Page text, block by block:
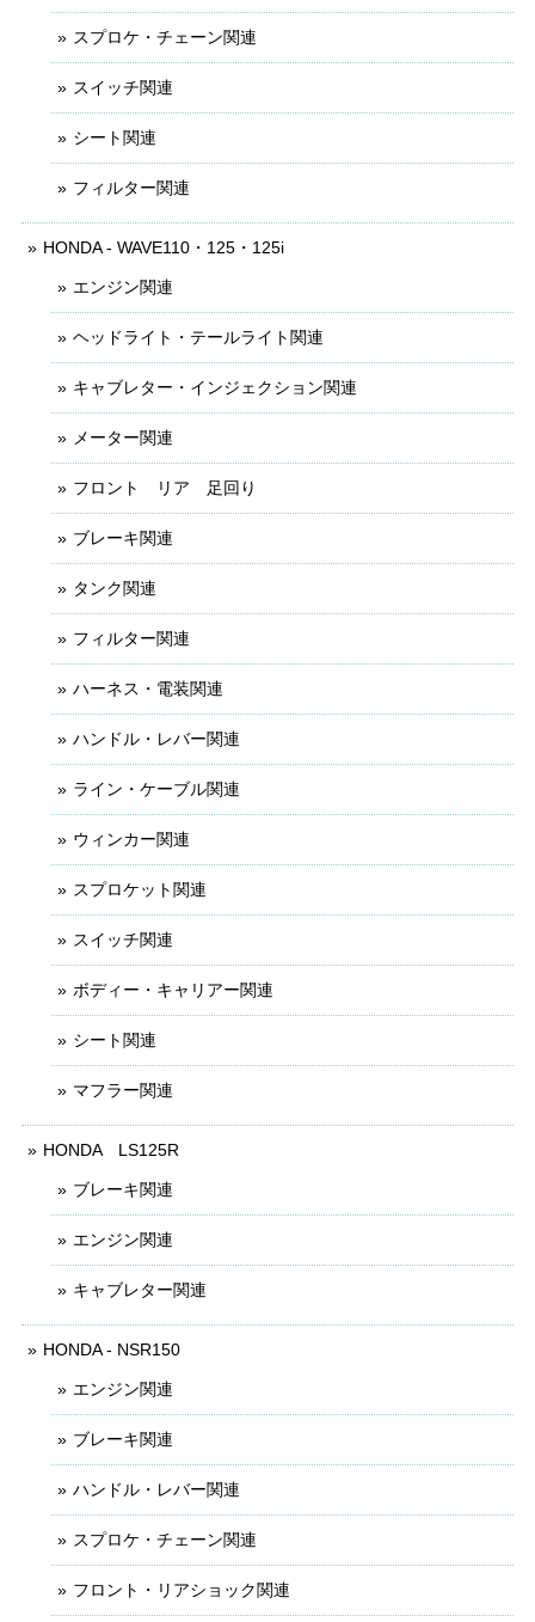
スプロケ・チェーン関連
スイッチ関連
シート関連
フィルター関連
HONDA - WAVE110・125・125i
エンジン関連
ヘッドライト・テールライト関連
キャブレター・インジェクション関連
メーター関連
フロント リア 足回り
ブレーキ関連
タンク関連
フィルター関連
ハーネス・電装関連
ハンドル・レバー関連
ライン・ケーブル関連
ウィンカー関連
スプロケット関連
スイッチ関連
ボディー・キャリアー関連
シート関連
マフラー関連
HONDA LS125R
ブレーキ関連
エンジン関連
キャブレター関連
HONDA - NSR150
エンジン関連
ブレーキ関連
ハンドル・レバー関連
スプロケ・チェーン関連
フロント・リアショック関連